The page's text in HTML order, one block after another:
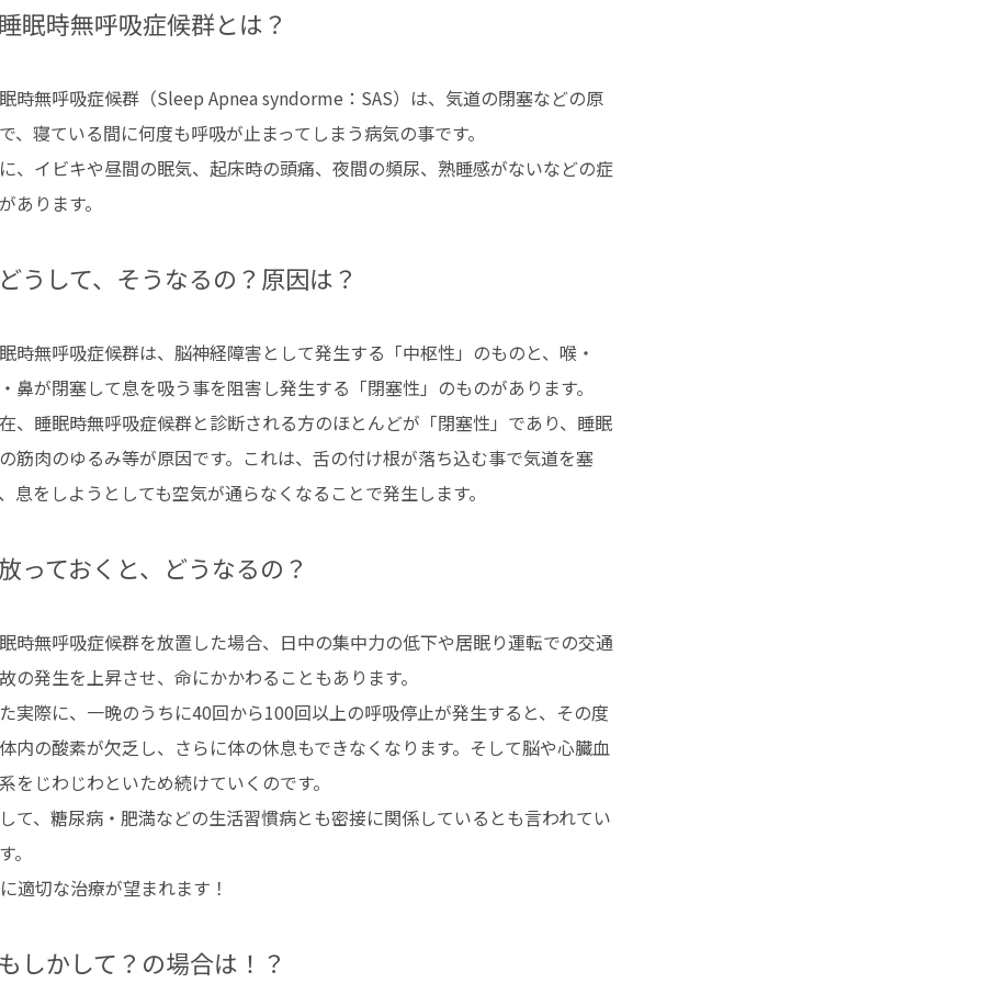
睡眠時無呼吸症候群とは？
時無呼吸症候群（Sleep Apnea syndorme：SAS）は、気道の閉塞などの原
、寝ている間に何度も呼吸が止まってしまう病気の事です。
、イビキや昼間の眠気、起床時の頭痛、夜間の頻尿、熟睡感がないなどの症
あります。
どうして、そうなるの？原因は？
時無呼吸症候群は、脳神経障害として発生する「中枢性」のものと、喉・
鼻が閉塞して息を吸う事を阻害し発生する「閉塞性」のものがあります。
、睡眠時無呼吸症候群と診断される方のほとんどが「閉塞性」であり、睡眠
筋肉のゆるみ等が原因です。これは、舌の付け根が落ち込む事で気道を塞
息をしようとしても空気が通らなくなることで発生します。
っておくと、どうなるの？
時無呼吸症候群を放置した場合、日中の集中力の低下や居眠り運転での交通
の発生を上昇させ、命にかかわることもあります。
実際に、一晩のうちに40回から100回以上の呼吸停止が発生すると、その度
内の酸素が欠乏し、さらに体の休息もできなくなります。そして脳や心臓血
をじわじわといため続けていくのです。
て、糖尿病・肥満などの生活習慣病とも密接に関係しているとも言われてい
。
適切な治療が望まれます！
もしかして？の場合は！？